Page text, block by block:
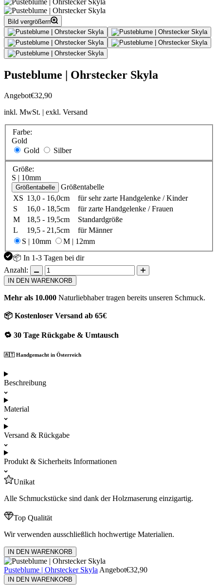
Bild vergrößern
Pusteblume | Ohrstecker Skyla
Angebot€32,90
inkl. MwSt. | exkl. Versand
Farbe:
Gold
Gold
Silber
Größe:
S | 10mm
Größentabelle
Größentabelle
XS 13,0 - 16,0cm
für sehr zarte Handgelenke / Kinder
S
16,0 - 18,5cm
für zarte Handgelenke / Frauen
M
18,5 - 19,5cm
Standardgröße
L
19,5 - 21,5cm
für Männer
S | 10mm
M | 12mm
📦 In 1-3 Tagen bei dir
Anzahl:
IN DEN WARENKORB
Mehr als 10.000 Naturliebhaber tragen bereits unseren Schmuck.
📦 Kostenloser Versand ab 65€
🔁 30 Tage Rückgabe & Umtausch
🇦🇹 Handgemacht in Österreich
Beschreibung
Material
Versand & Rückgabe
Produkt & Sicherheits Informationen
Unikat
Alle Schmuckstücke sind dank der Holzmaserung einzigartig.
Top Qualität
Wir verwenden ausschließlich hochwertige Materialien.
IN DEN WARENKORB
Pusteblume | Ohrstecker Skyla Angebot€32,90
IN DEN WARENKORB